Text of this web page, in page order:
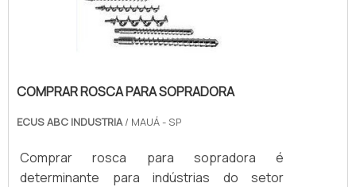
COMPRAR ROSCA PARA SOPRADORA
ECUS ABC INDUSTRIA/ MAUÁ - SP
Comprar rosca para sopradora é
determinante para indústrias do setor